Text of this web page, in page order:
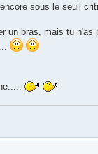
sous le seuil
un bras, mais tu